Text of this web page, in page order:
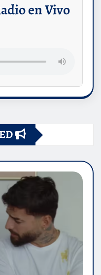
en Vivo